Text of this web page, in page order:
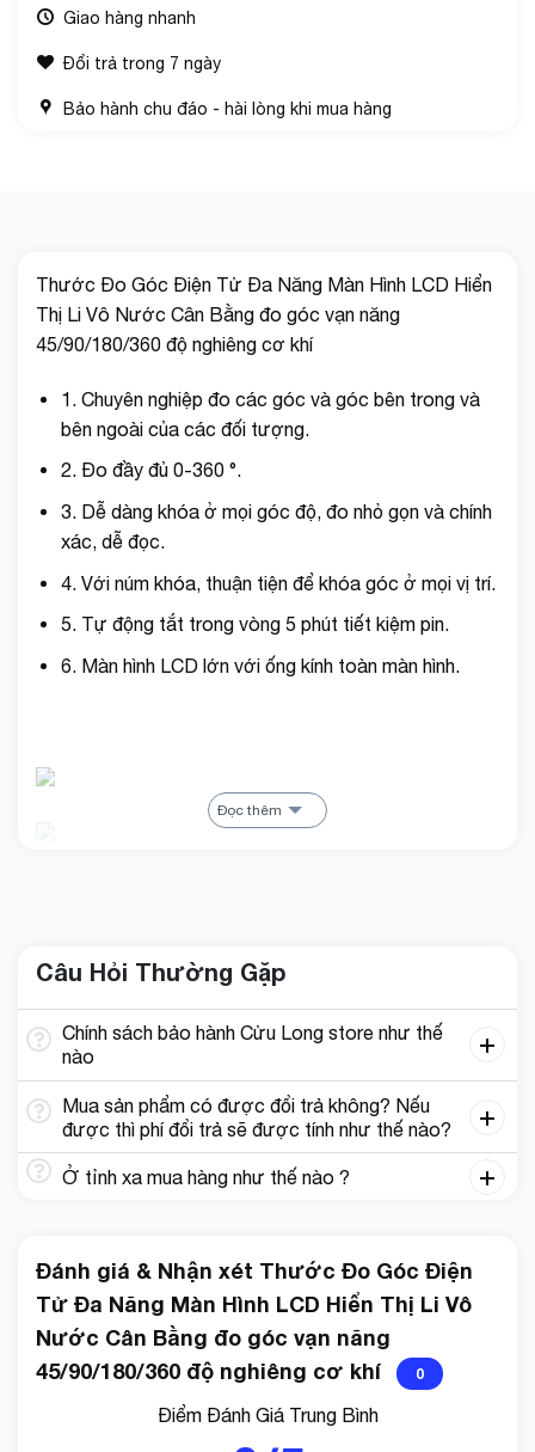
Giao hàng nhanh
Đổi trả trong 7 ngày
Bảo hành chu đáo - hài lòng khi mua hàng
Thước Đo Góc Điện Tử Đa Năng Màn Hình LCD Hiển
Thị Li Vô Nước Cân Bằng đo góc vạn năng
45/90/180/360 độ nghiêng cơ khí
1. Chuyên nghiệp đo các góc và góc bên trong và
bên ngoài của các đối tượng.
2. Đo đầy đủ 0-360 °.
3. Dễ dàng khóa ở mọi góc độ, đo nhỏ gọn và chính
xác, dễ đọc.
4. Với núm khóa, thuận tiện để khóa góc ở mọi vị trí.
5. Tự động tắt trong vòng 5 phút tiết kiệm pin.
6. Màn hình LCD lớn với ống kính toàn màn hình.
Xin quý khách vui lòng đọc kỹ mô tả sản phẩm (hoặc
hỏi tư vấn) trước khi mua, tránh trường hợp sau khi đặt
hàng xong lại không nhận hàng hoặc trả hàng tội shop
SHOP CAM KẾT
– Đền bù hoặc gửi bổ sung ngay lập tức nếu giao sai
hoặc gửi thiếu hàng. (Quý khách vui lòng quay lại Video
khi mở hàng để đảm bảo quyền lợi).
Đọc thêm
Câu Hỏi Thường Gặp
Chính sách bảo hành Cửu Long store như thế
nào
Mua sản phẩm có được đổi trả không? Nếu
được thì phí đổi trả sẽ được tính như thế nào?
Ở tỉnh xa mua hàng như thế nào ?
Đánh giá & Nhận xét Thước Đo Góc Điện
Tử Đa Năng Màn Hình LCD Hiển Thị Li Vô
Nước Cân Bằng đo góc vạn năng
45/90/180/360 độ nghiêng cơ khí
0
Điểm Đánh Giá Trung Bình